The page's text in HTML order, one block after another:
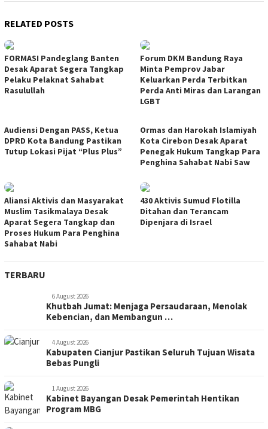
RELATED POSTS
FORMASI Pandeglang Banten
Desak Aparat Segera Tangkap
Pelaku Pelaknat Sahabat
Rasulullah
Forum DKM Bandung Raya
Minta Pemprov Jabar
Keluarkan Perda Terbitkan
Perda Anti Miras dan Larangan
LGBT
Audiensi Dengan PASS, Ketua
DPRD Kota Bandung Pastikan
Tutup Lokasi Pijat “Plus Plus”
Ormas dan Harokah Islamiyah
Kota Cirebon Desak Aparat
Penegak Hukum Tangkap Para
Penghina Sahabat Nabi Saw
Aliansi Aktivis dan Masyarakat
Muslim Tasikmalaya Desak
Aparat Segera Tangkap dan
Proses Hukum Para Penghina
Sahabat Nabi
430 Aktivis Sumud Flotilla
Ditahan dan Terancam
Dipenjara di Israel
TERBARU
6 August 2026
Khutbah Jumat: Menjaga Persaudaraan, Menolak
Kebencian, dan Membangun …
4 August 2026
Kabupaten Cianjur Pastikan Seluruh Tujuan Wisata
Bebas Pungli
1 August 2026
Kabinet Bayangan Desak Pemerintah Hentikan
Program MBG